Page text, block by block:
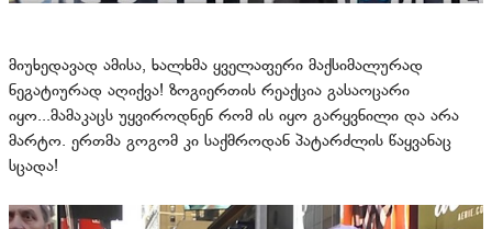
მიუხედავად ამისა, ხალხმა ყველაფერი მაქსიმალურად
ნეგატიურად აღიქვა! ზოგიერთის რეაქცია გასაოცარი
იყო...მამაკაცს უყვიროდნენ რომ ის იყო გარყვნილი და არა
მარტო. ერთმა გოგომ კი საქმროდან პატარძლის წაყვანაც
სცადა!